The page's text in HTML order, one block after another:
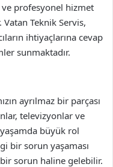
profesyonel hizmet
Teknik Servis,
ihtiyaçlarına cevap
sunmaktadır.
ayrılmaz bir parçası
televizyonlar ve
büyük rol
bir sorun yaşaması
sorun haline gelebilir.